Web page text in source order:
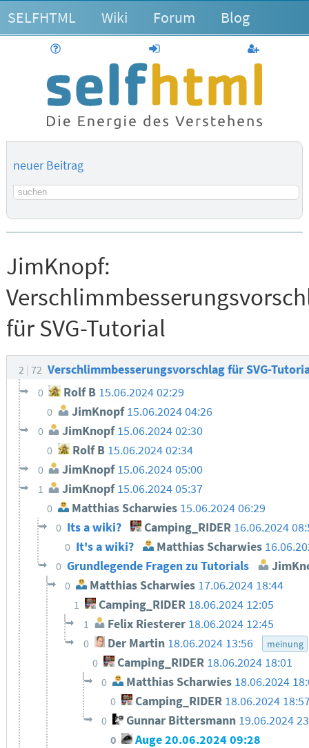
SELFHTML Wiki Forum Blog
anmelden
neuer Beitrag
Suchbegriff
JimKnopf:
für SVG-Tutorial
2 72 Verschlimmbesserungsvorschlag für SVG-
0 Rolf B 15.06.2024 02:29
0 JimKnopf 15.06.2024 04:26
0 JimKnopf 15.06.2024 02:30
0 Rolf B 15.06.2024 02:34
0 JimKnopf 15.06.2024 05:00
1 JimKnopf 15.06.2024 05:37
0 Matthias Scharwies 15.06.2024 06:29
0 Its a wiki? Camping_RIDER 16.06.2024
0 It's a wiki? Matthias Scharwies
0 Grundlegende Fragen zu Tutorials
0 Matthias Scharwies 17.06.2024 18:44
1 Camping_RIDER 18.06.2024 12:05
1 Felix Riesterer 18.06.2024 12:45
0 Der Martin 18.06.2024 13:56 meinung
0 Camping_RIDER 18.06.2024 18:01
0 Matthias Scharwies 18.06.2024
0 Camping_RIDER 18.06.2024
0 Gunnar Bittersmann 19.06.2024
0 Auge20.06.2024 09:28